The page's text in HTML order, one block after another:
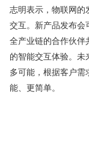
志明表示，物联网的
交互。新产品发布会
全产业链的合作伙伴
的智能交互体验。未
多可能，根据客户需
能、更简单。